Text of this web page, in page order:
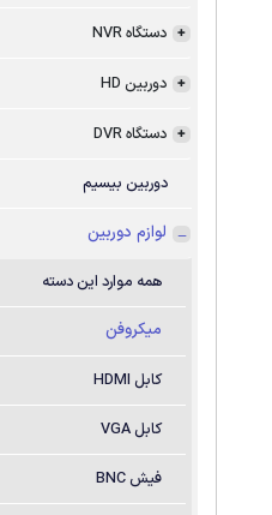
دستگاه NVR
دوربین HD
دستگاه DVR
دوربین بیسیم
لوازم دوربین
همه موارد این دسته
میکروفن
کابل HDMI
کابل VGA
فیش BNC